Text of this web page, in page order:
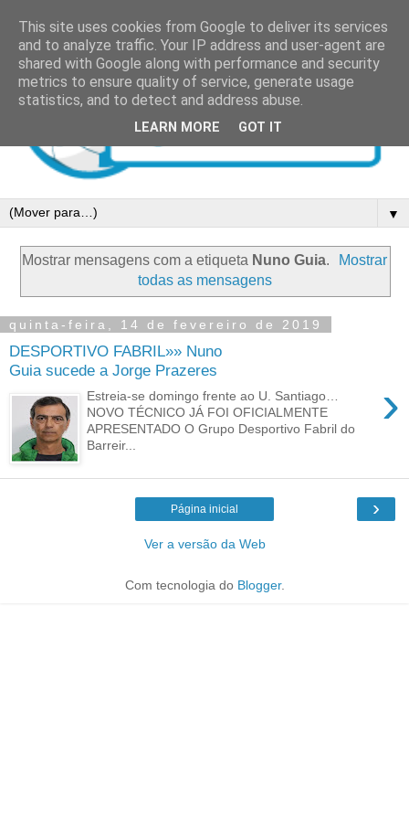
▼
Mostrar mensagens com a etiqueta Nuno Guia.
Mostrar
todas as mensagens
quinta-feira, 14 de fevereiro de 2019
DESPORTIVO FABRIL»» Nuno
Guia sucede a Jorge Prazeres
›
Estreia-se domingo frente ao U. Santiago…
NOVO TÉCNICO JÁ FOI OFICIALMENTE
APRESENTADO O Grupo Desportivo Fabril do
Barreir...
›
Página inicial
Ver a versão da Web
Com tecnologia do Blogger.
This site uses cookies from Google to deliver its services
and to analyze traffic. Your IP address and user-agent are
shared with Google along with performance and security
metrics to ensure quality of service, generate usage
statistics, and to detect and address abuse.
LEARN MORE GOT IT